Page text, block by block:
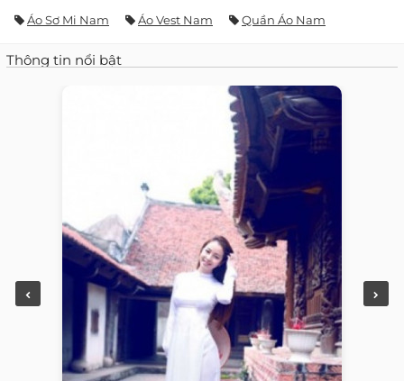
Áo Sơ Mi Nam Áo Vest Nam Quần Áo Nam
Thông tin nổi bật